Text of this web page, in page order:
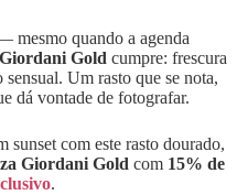
mesmo quando a agenda
Gold cumpre: frescura
Um rasto que se nota,
dá vontade de fotografar.
sunset com este rasto dourado,
Giordani Gold com 15% de
.